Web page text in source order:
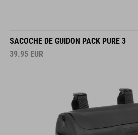
SACOCHE DE GUIDON PACK PURE 3
39.95 EUR